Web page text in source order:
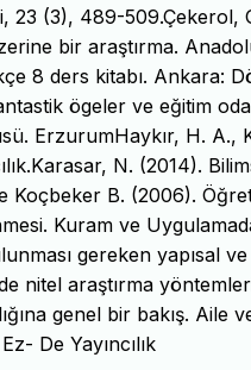
23 (3), 489-
bir araştırma.
8 ders kitabı. Ankara:
ögeler ve eğitim
ErzurumHaykır, H. A.,
N. (2014).
Koçbeker B. (2006).
Kuram ve
gereken yapısal
nitel araştırma
genel bir bakış. Aile
De Yayıncılık